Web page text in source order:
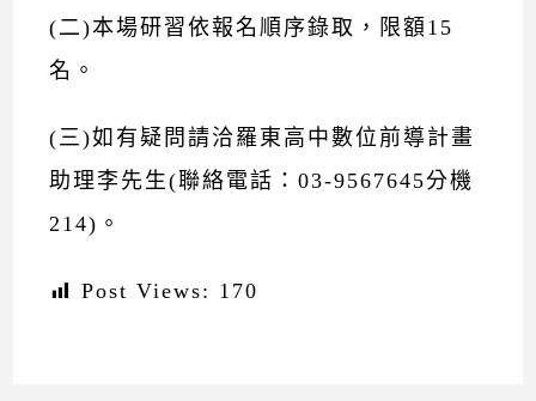
(二)本場研習依報名順序錄取，限額15
名。
(三)如有疑問請洽羅東高中數位前導計畫
助理李先生(聯絡電話：03-9567645分機
214)。
Post Views: 170